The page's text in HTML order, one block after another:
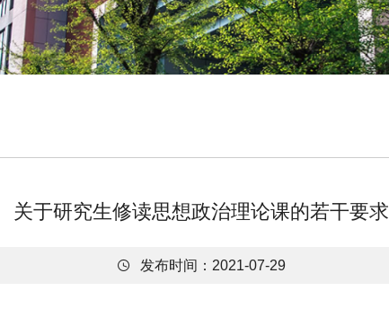
关于研究生修读思想政治理论课的若干要求
 发布时间：2021-07-29